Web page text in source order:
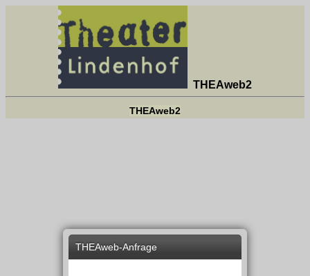
THEAweb2
THEAweb2
THEAweb-Anfrage